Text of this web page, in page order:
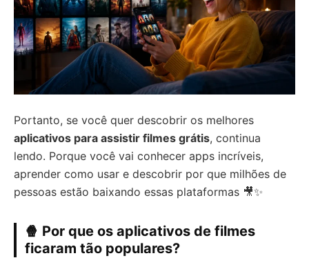
Portanto, se você quer descobrir os melhores
aplicativos para assistir filmes grátis, continua
lendo. Porque você vai conhecer apps incríveis,
aprender como usar e descobrir por que milhões de
pessoas estão baixando essas plataformas 🎥✨
🍿 Por que os aplicativos de filmes
ficaram tão populares?